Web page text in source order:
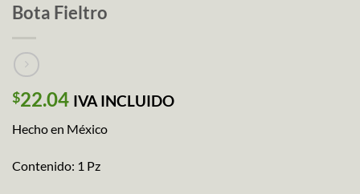
Bota Fieltro
$22.04 IVA INCLUIDO
Hecho en México
Contenido: 1 Pz